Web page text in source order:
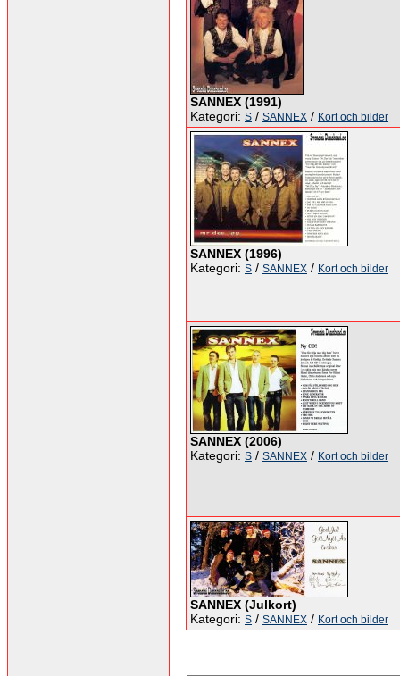
SANNEX (1991)
Kategori: S / SANNEX / Kort och bilder
SANNEX (1996)
Kategori: S / SANNEX / Kort och bilder
SANNEX (2006)
Kategori: S / SANNEX / Kort och bilder
SANNEX (Julkort)
Kategori: S / SANNEX / Kort och bilder